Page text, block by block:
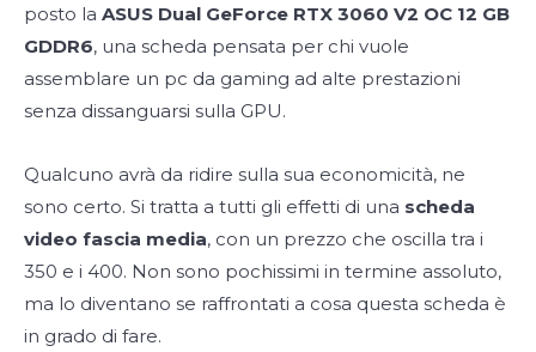
posto la ASUS Dual GeForce RTX 3060 V2 OC 12 GB
GDDR6, una scheda pensata per chi vuole
assemblare un pc da gaming ad alte prestazioni
senza dissanguarsi sulla GPU.
Qualcuno avrà da ridire sulla sua economicità, ne
sono certo. Si tratta a tutti gli effetti di una scheda
video fascia media, con un prezzo che oscilla tra i
350 e i 400. Non sono pochissimi in termine assoluto,
ma lo diventano se raffrontati a cosa questa scheda è
in grado di fare.